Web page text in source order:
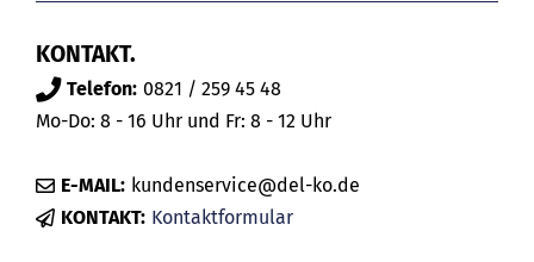
KONTAKT.
Telefon: 0821 / 259 45 48
Mo-Do: 8 - 16 Uhr und Fr: 8 - 12 Uhr
E-MAIL: kundenservice@del-ko.de
KONTAKT: Kontaktformular